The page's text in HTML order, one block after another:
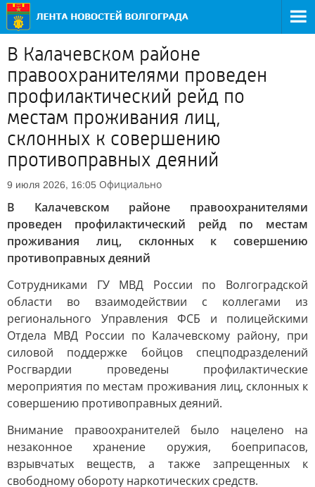
В Калачевском районе
правоохранителями проведен
профилактический рейд по
местам проживания лиц,
склонных к совершению
противоправных деяний
9 июля 2026, 16:05 Официально
В Калачевском районе правоохранителями
проведен профилактический рейд по местам
проживания лиц, склонных к совершению
противоправных деяний
Сотрудниками ГУ МВД России по Волгоградской
области во взаимодействии с коллегами из
регионального Управления ФСБ и полицейскими
Отдела МВД России по Калачевскому району, при
силовой поддержке бойцов спецподразделений
Росгвардии проведены профилактические
мероприятия по местам проживания лиц, склонных к
совершению противоправных деяний.
Внимание правоохранителей было нацелено на
незаконное хранение оружия, боеприпасов,
взрывчатых веществ, а также запрещенных к
свободному обороту наркотических средств.